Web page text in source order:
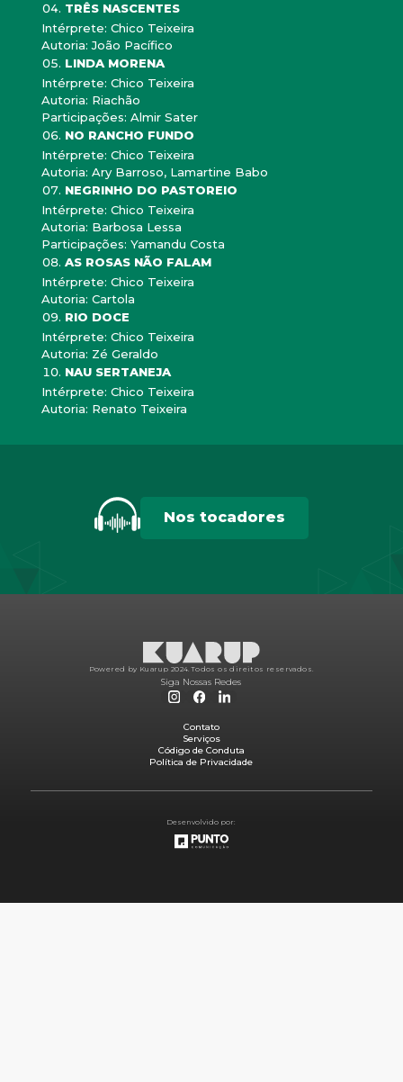
TRÊS NASCENTES
Intérprete: Chico Teixeira
Autoria: João Pacífico
LINDA MORENA
Intérprete: Chico Teixeira
Autoria: Riachão
Participações: Almir Sater
NO RANCHO FUNDO
Intérprete: Chico Teixeira
Autoria: Ary Barroso, Lamartine Babo
NEGRINHO DO PASTOREIO
Intérprete: Chico Teixeira
Autoria: Barbosa Lessa
Participações: Yamandu Costa
AS ROSAS NÃO FALAM
Intérprete: Chico Teixeira
Autoria: Cartola
RIO DOCE
Intérprete: Chico Teixeira
Autoria: Zé Geraldo
NAU SERTANEJA
Intérprete: Chico Teixeira
Autoria: Renato Teixeira
Nos tocadores
Powered by Kuarup 2024. Todos os direitos reservados.
Siga Nossas Redes
Contato
Serviços
Código de Conduta
Política de Privacidade
Desenvolvido por: